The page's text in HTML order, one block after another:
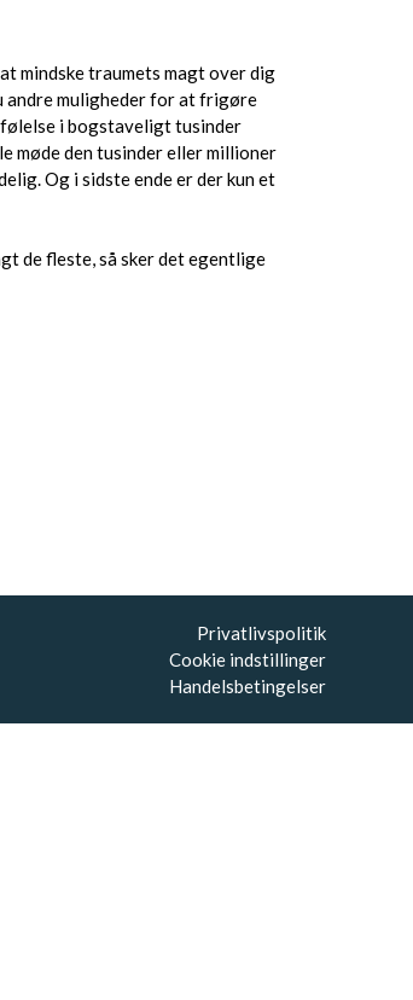
mindske traumets magt over dig
andre muligheder for at frigøre
følelse i bogstaveligt tusinder
møde den tusinder eller millioner
Og i sidste ende er der kun et
de fleste, så sker det egentlige
Privatlivspolitik
Cookie indstillinger
Handelsbetingelser